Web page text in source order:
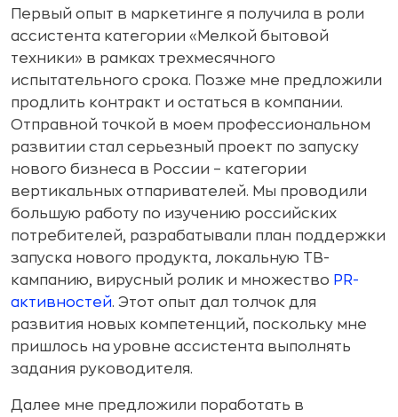
Первый опыт в маркетинге я получила в роли
ассистента категории «Мелкой бытовой
техники» в рамках трехмесячного
испытательного срока. Позже мне предложили
продлить контракт и остаться в компании.
Отправной точкой в моем профессиональном
развитии стал серьезный проект по запуску
нового бизнеса в России – категории
вертикальных отпаривателей. Мы проводили
большую работу по изучению российских
потребителей, разрабатывали план поддержки
запуска нового продукта, локальную ТВ-
кампанию, вирусный ролик и множество PR-
активностей. Этот опыт дал толчок для
развития новых компетенций, поскольку мне
пришлось на уровне ассистента выполнять
задания руководителя.
Далее мне предложили поработать в